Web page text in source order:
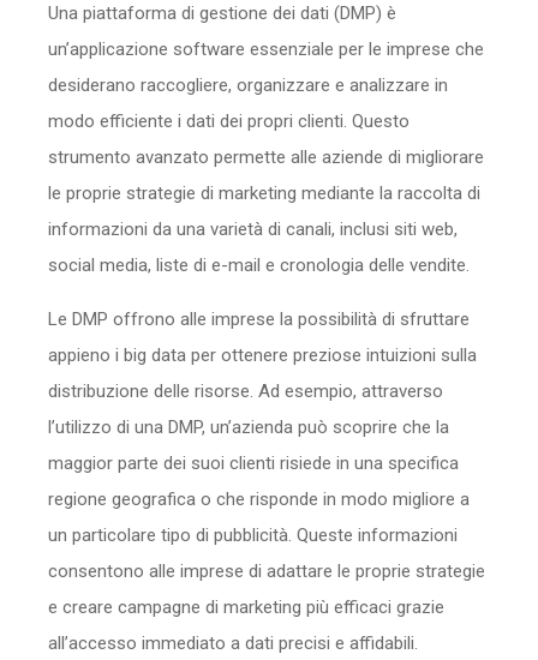
Una piattaforma di gestione dei dati (DMP) è
un’applicazione software essenziale per le imprese che
desiderano raccogliere, organizzare e analizzare in
modo efficiente i dati dei propri clienti. Questo
strumento avanzato permette alle aziende di migliorare
le proprie strategie di marketing mediante la raccolta di
informazioni da una varietà di canali, inclusi siti web,
social media, liste di e-mail e cronologia delle vendite.
Le DMP offrono alle imprese la possibilità di sfruttare
appieno i big data per ottenere preziose intuizioni sulla
distribuzione delle risorse. Ad esempio, attraverso
l’utilizzo di una DMP, un’azienda può scoprire che la
maggior parte dei suoi clienti risiede in una specifica
regione geografica o che risponde in modo migliore a
un particolare tipo di pubblicità. Queste informazioni
consentono alle imprese di adattare le proprie strategie
e creare campagne di marketing più efficaci grazie
all’accesso immediato a dati precisi e affidabili.